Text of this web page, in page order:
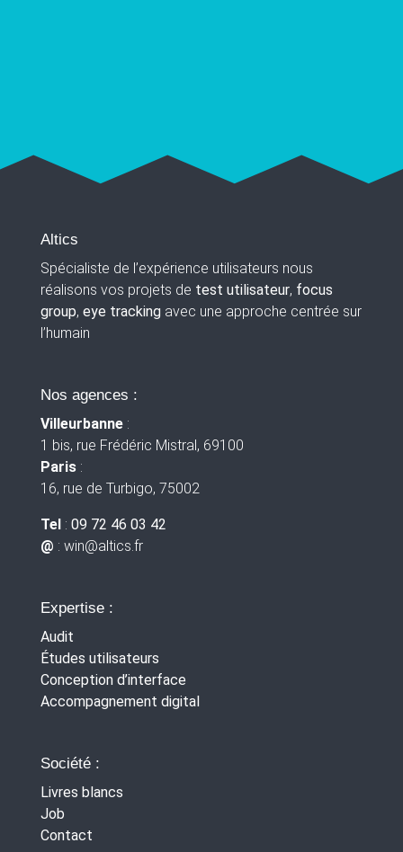
Altics
Spécialiste de l’expérience utilisateurs nous
réalisons vos projets de test utilisateur, focus
group, eye trackingavec une approche centrée sur
l’humain
Nos agences :
Villeurbanne :
1 bis, rue Frédéric Mistral, 69100
Paris:
16, rue de Turbigo, 75002
Tel : 09 72 46 03 42
@ : win@altics.fr
Expertise :
Audit
Études utilisateurs
Conception d’interface
Accompagnement digital
Société :
Livres blancs
Job
Contact